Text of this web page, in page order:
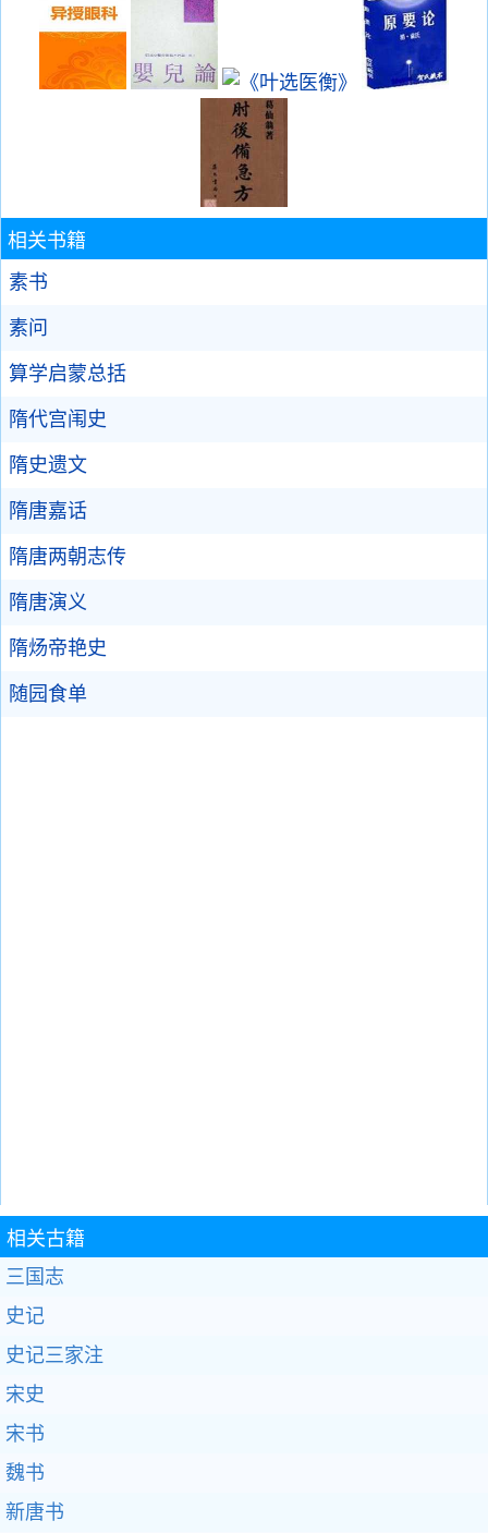
相关书籍
素书
素问
算学启蒙总括
隋代宫闱史
隋史遗文
隋唐嘉话
隋唐两朝志传
隋唐演义
隋炀帝艳史
随园食单
相关古籍
三国志
史记
史记三家注
宋史
宋书
魏书
新唐书